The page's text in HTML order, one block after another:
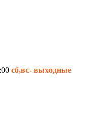
сб,вс- выходные